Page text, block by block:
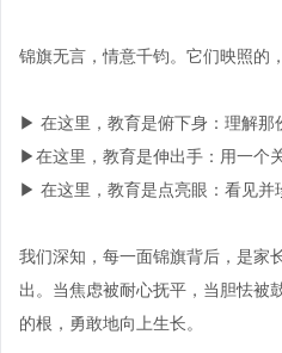
锦旗无言，情意千钧。它们映照的
▶ 在这里，教育是俯下身：理解那
▶在这里，教育是伸出手：用一个
▶ 在这里，教育是点亮眼：看见并
我们深知，每一面锦旗背后，是家
出。当焦虑被耐心抚平，当胆怯
的根，勇敢地向上生长。